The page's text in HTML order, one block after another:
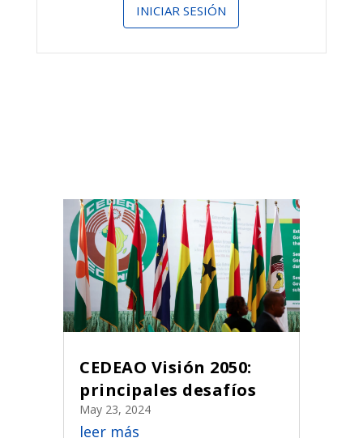
INICIAR SESIÓN
CEDEAO Visión 2050:
principales desafíos
May 23, 2024
leer más